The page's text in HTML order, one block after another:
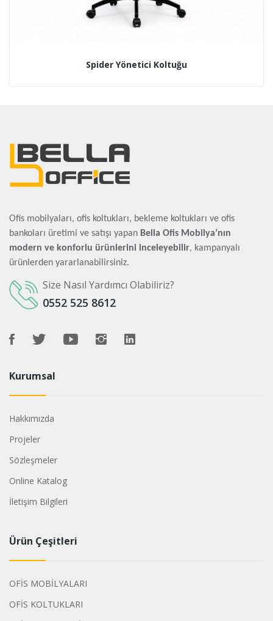
Spider Yönetici Koltuğu
Ofis mobilyaları, ofis koltukları, bekleme koltukları ve ofis
bankoları üretimi ve satışı yapan Bella Ofis Mobilya’nın
modern ve konforlu ürünlerini inceleyebilir, kampanyalı
ürünlerden yararlanabilirsiniz.
Size Nasıl Yardımcı Olabiliriz?
0552 525 8612
Kurumsal
Hakkımızda
Projeler
Sözleşmeler
Online Katalog
İletişim Bilgileri
Ürün Çeşitleri
OFİS MOBİLYALARI
OFİS KOLTUKLARI